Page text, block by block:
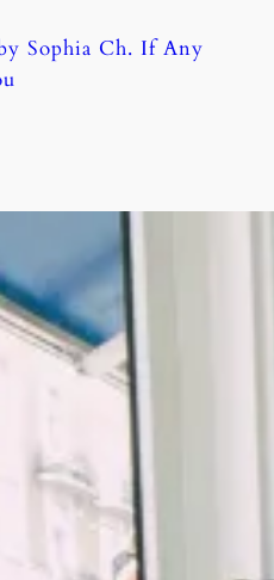
Sophia Ch. If Any